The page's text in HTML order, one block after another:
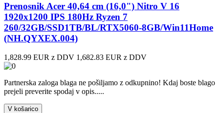
Prenosnik Acer 40,64 cm (16,0") Nitro V 16
1920x1200 IPS 180Hz Ryzen 7
260/32GB/SSD1TB/BL/RTX5060-8GB/Win11Home
(NH.QYXEX.004)
1,828.99 EUR z DDV 1,682.83 EUR z DDV
Partnerska zaloga blaga ne pošiljamo z odkupnino! ​Kdaj boste blago
prejeli preverite spodaj v opis.....
V košarico